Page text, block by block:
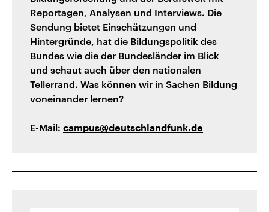
Reportagen, Analysen und Interviews. Die
Sendung bietet Einschätzungen und
Hintergründe, hat die Bildungspolitik des
Bundes wie die der Bundesländer im Blick
und schaut auch über den nationalen
Tellerrand. Was können wir in Sachen Bildung
voneinander lernen?
E-Mail: campus@deutschlandfunk.de